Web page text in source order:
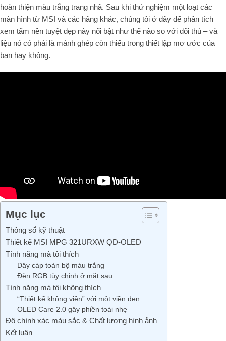
hoàn thiện màu trắng trang nhã. Sau khi thử nghiệm một loạt các
màn hình từ MSI và các hãng khác, chúng tôi ở đây để phân tích
xem tấm nền tuyệt đẹp này nổi bật như thế nào so với đối thủ – và
liệu nó có phải là mảnh ghép còn thiếu trong thiết lập mơ ước của
bạn hay không.
Mục lục
Thông số kỹ thuật
Thiết kế MSI MPG 321URXW QD-OLED
Tính năng mà tôi thích
Dây cáp toàn bộ màu trắng
Đèn RGB tùy chỉnh ở mặt sau
Tính năng mà tôi không thích
“Thiết kế không viền” với một viền đen
OLED Care 2.0 gây phiền toái nhẹ
Độ chính xác màu sắc & Chất lượng hình ảnh
Kết luận